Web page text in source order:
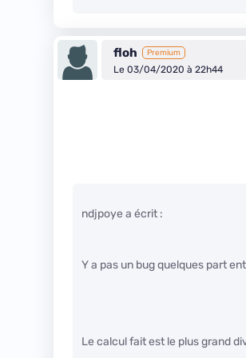
floh Premium
Le 03/04/2020 à 22h44
ndjpoye a écrit :
Y a pas un bug quelques part
Le calcul fait est le plus grand